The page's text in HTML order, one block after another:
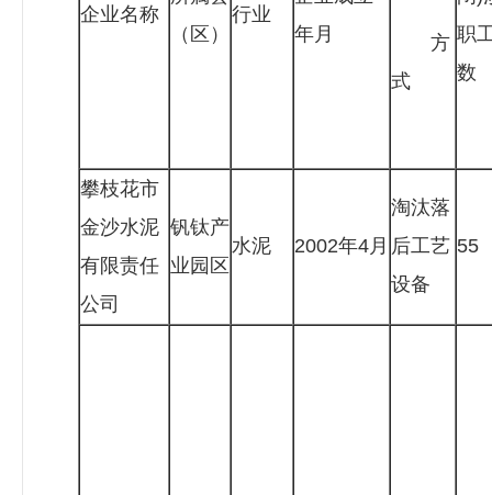
企业名称
（区）
行业
年月
方
式
职
数
攀枝花市
金沙水泥
有限责任
公司
钒钛产
业园区
水泥 2002年4月
淘汰落
后工艺
设备
55